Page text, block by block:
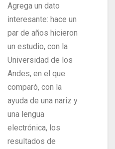
Agrega un dato
interesante: hace un
par de años hicieron
un estudio, con la
Universidad de los
Andes, en el que
comparó, con la
ayuda de una nariz y
una lengua
electrónica, los
resultados de